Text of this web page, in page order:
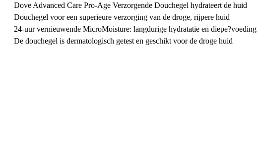
Dove Advanced Care Pro-Age Verzorgende Douchegel hydrateert de huid
Douchegel voor een superieure verzorging van de droge, rijpere huid
24-uur vernieuwende MicroMoisture: langdurige hydratatie en diepe?voeding
De douchegel is dermatologisch getest en geschikt voor de droge huid